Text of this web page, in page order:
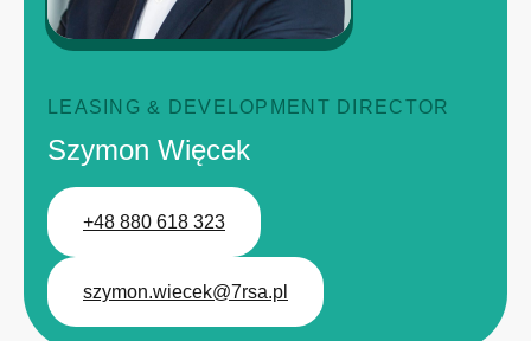
LEASING & DEVELOPMENT DIRECTOR
Szymon Więcek
+48 880 618 323
szymon.wiecek@7rsa.pl